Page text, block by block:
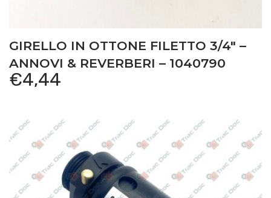
GIRELLO IN OTTONE FILETTO 3/4″ –
ANNOVI & REVERBERI – 1040790
€4,44